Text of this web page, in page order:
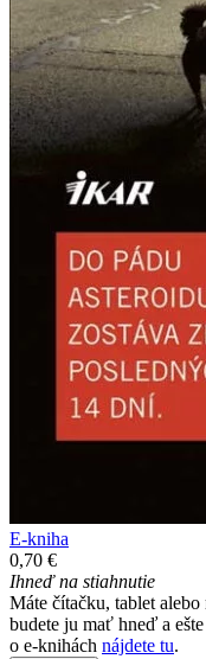
E-kniha
0,70 €
Ihneď na stiahnutie
Máte čítačku, tablet
budete ju mať hneď a
o e-knihách nájdete tu.